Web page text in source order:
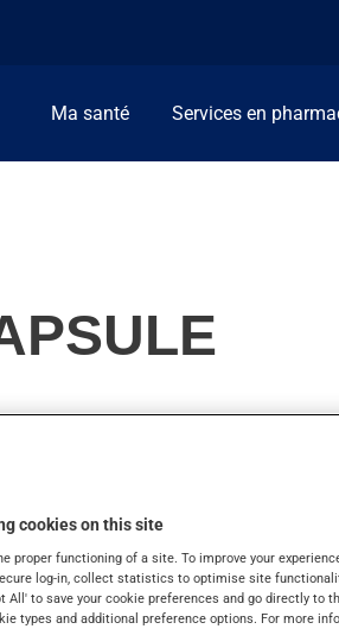
Ma santé Services en
on l'utilise pour aider à
que votre pharmacien vous ait
cookies on this site
proper functioning of a site. To improve your
log-in, collect statistics to optimise site
All' to save your cookie preferences and go directly to
types and additional preference options. For more